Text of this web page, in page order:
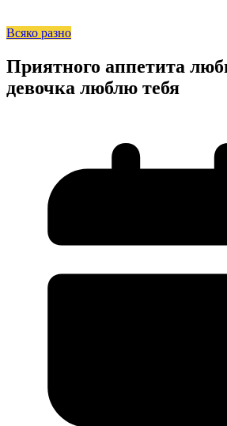
Всяко разно
Приятного аппетита
девочка люблю тебя